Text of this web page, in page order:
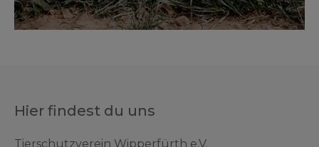
Hier findest du uns
Tierschutzverein Wipperfürth e.V.